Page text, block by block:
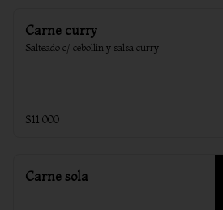
Carne curry
Salteado c/ cebollin y salsa curry
$11.000
Carne sola